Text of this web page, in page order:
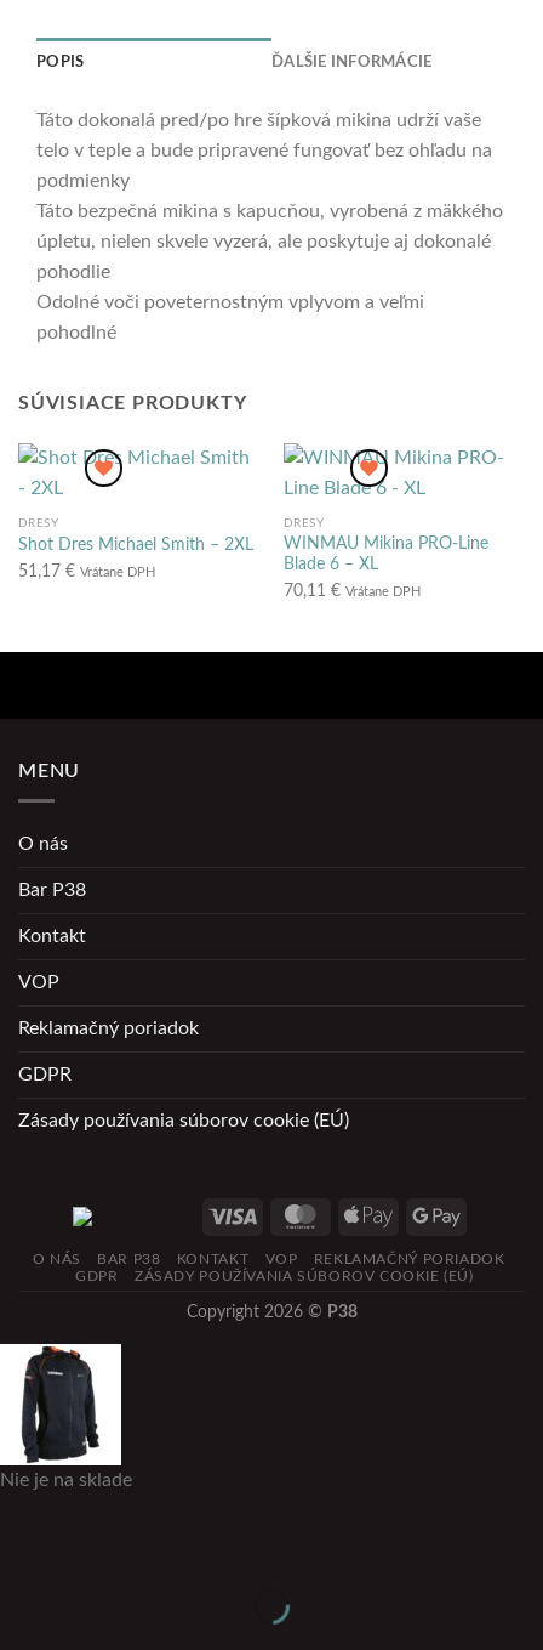
POPIS ĎALŠIE INFORMÁCIE
Táto dokonalá pred/po hre šípková mikina udrží vaše
telo v teple a bude pripravené fungovať bez ohľadu na
podmienky
Táto bezpečná mikina s kapucňou, vyrobená z mäkkého
úpletu, nielen skvele vyzerá, ale poskytuje aj dokonalé
pohodlie
Odolné voči poveternostným vplyvom a veľmi
pohodlné
SÚVISIACE PRODUKTY
DRESY
Shot Dres Michael Smith – 2XL
51,17 € Vrátane DPH
DRESY
WINMAU Mikina PRO-Line
Blade 6 – XL
70,11 € Vrátane DPH
MENU
O nás
Bar P38
Kontakt
VOP
Reklamačný poriadok
GDPR
Zásady používania súborov cookie (EÚ)
O NÁS BAR P38 KONTAKT VOP
REKLAMAČNÝ PORIADOK
GDPR
ZÁSADY POUŽÍVANIA SÚBOROV COOKIE (EÚ)
Copyright 2026 © P38
Nie je na sklade